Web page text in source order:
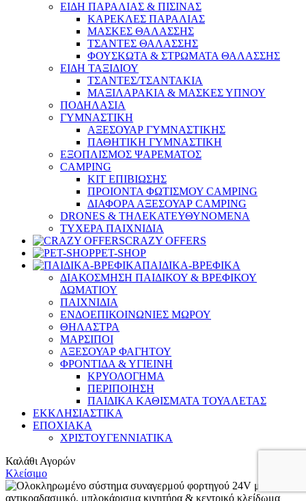
ΕΙΔΗ ΠΑΡΑΛΙΑΣ & ΠΙΣΙΝΑΣ
ΚΑΡΕΚΛΕΣ ΠΑΡΑΛΙΑΣ
ΜΑΣΚΕΣ ΘΑΛΑΣΣΗΣ
ΤΣΑΝΤΕΣ ΘΑΛΑΣΣΗΣ
ΦΟΥΣΚΩΤΑ & ΣΤΡΩΜΑΤΑ ΘΑΛΑΣΣΗΣ
ΕΙΔΗ ΤΑΞΙΔΙΟΥ
ΤΣΑΝΤΕΣ/ΤΣΑΝΤΑΚΙΑ
ΜΑΞΙΛΑΡΑΚΙΑ & ΜΑΣΚΕΣ ΥΠΝΟΥ
ΠΟΔΗΛΑΣΙΑ
ΓΥΜΝΑΣΤΙΚΗ
ΑΞΕΣΟΥΑΡ ΓΥΜΝΑΣΤΙΚΗΣ
ΠΑΘΗΤΙΚΗ ΓΥΜΝΑΣΤΙΚΗ
ΕΞΟΠΛΙΣΜΟΣ ΨΑΡΕΜΑΤΟΣ
CAMPING
ΚΙΤ ΕΠΙΒΙΩΣΗΣ
ΠΡΟΙΟΝΤΑ ΦΩΤΙΣΜΟΥ CAMPING
ΔΙΑΦΟΡΑ ΑΞΕΣΟΥΑΡ CAMPING
DRONES & ΤΗΛΕΚΑΤΕΥΘΥΝΟΜΕΝΑ
ΤΥΧΕΡΑ ΠΑΙΧΝΙΔΙΑ
CRAZY OFFERS
PET-SHOP
ΠΑΙΔΙΚΑ-ΒΡΕΦΙΚΑ
ΔΙΑΚΟΣΜΗΣΗ ΠΑΙΔΙΚΟΥ & ΒΡΕΦΙΚΟΥ
ΔΩΜΑΤΙΟΥ
ΠΑΙΧΝΙΔΙΑ
ΕΝΔΟΕΠΙΚΟΙΝΩΝΙΕΣ ΜΩΡΟΥ
ΘΗΛΑΣΤΡΑ
ΜΑΡΣΙΠΟΙ
ΑΞΕΣΟΥΑΡ ΦΑΓΗΤΟΥ
ΦΡΟΝΤΙΔΑ & ΥΓΙΕΙΝΗ
ΚΡΥΟΛΟΓΗΜΑ
ΠΕΡΙΠΟΙΗΣΗ
ΠΑΙΔΙΚΑ ΚΑΘΙΣΜΑΤΑ ΤΟΥΑΛΕΤΑΣ
ΕΚΚΛΗΣΙΑΣΤΙΚΑ
ΕΠΟΧΙΑΚΑ
ΧΡΙΣΤΟΥΓΕΝΝΙΑΤΙΚΑ
Καλάθι Αγορών
Κλείσιμο